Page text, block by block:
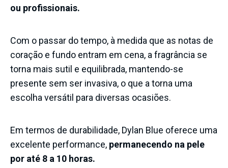
ou profissionais.
Com o passar do tempo, à medida que as notas de
coração e fundo entram em cena, a fragrância se
torna mais sutil e equilibrada, mantendo-se
presente sem ser invasiva, o que a torna uma
escolha versátil para diversas ocasiões.
Em termos de durabilidade, Dylan Blue oferece uma
excelente performance, permanecendo na pele
por até 8 a 10 horas.